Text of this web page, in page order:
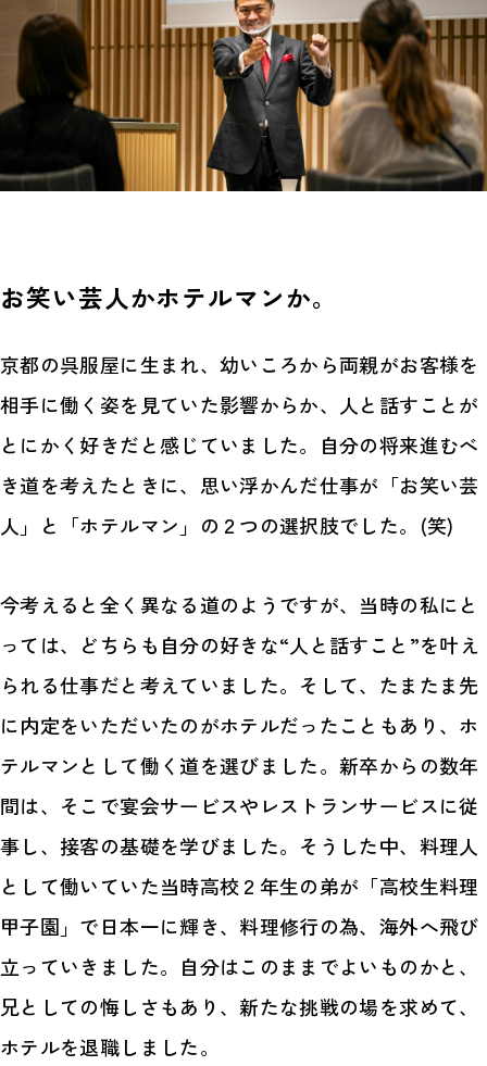
お笑い芸人かホテルマンか。
京都の呉服屋に生まれ、幼いころから両親がお客様を
相手に働く姿を見ていた影響からか、人と話すことが
とにかく好きだと感じていました。自分の将来進むべ
き道を考えたときに、思い浮かんだ仕事が「お笑い芸
人」と「ホテルマン」の２つの選択肢でした。(笑)
今考えると全く異なる道のようですが、当時の私にと
っては、どちらも自分の好きな“人と話すこと”を叶え
られる仕事だと考えていました。そして、たまたま先
に内定をいただいたのがホテルだったこともあり、ホ
テルマンとして働く道を選びました。新卒からの数年
間は、そこで宴会サービスやレストランサービスに従
事し、接客の基礎を学びました。そうした中、料理人
として働いていた当時高校２年生の弟が「高校生料理
甲子園」で日本一に輝き、料理修行の為、海外へ飛び
立っていきました。自分はこのままでよいものかと、
兄としての悔しさもあり、新たな挑戦の場を求めて、
ホテルを退職しました。